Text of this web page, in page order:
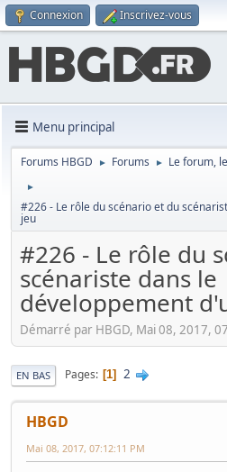
Connexion Inscrivez-vous
Menu principal
Forums HBGD ► Forums ► Le forum,
►
#226 - Le rôle du scénario et du
jeu
#226 - Le rôle du
scénariste dans le
développement
Démarré par HBGD, Mai 08, 2017,
EN BAS Pages 1 2
HBGD
Mai 08, 2017, 07:12:11 PM